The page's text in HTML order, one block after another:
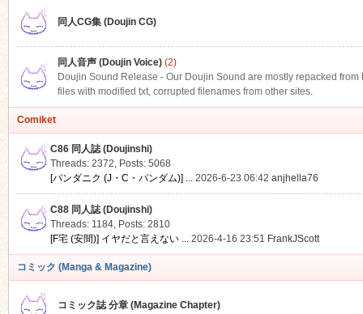
同人CG集 (Doujin CG)
同人音声 (Doujin Voice)(2)
Doujin Sound Release - Our Doujin Sound are mostly repacked
files with modified txt, corrupted filenames from other sites.
Comiket
C86 同人誌 (Doujinshi)
Threads: 2372, Posts: 5068
[パンダニク (J・C・パンダム)] ... 2026-6-23 06:42 anjhella76
C88 同人誌 (Doujinshi)
Threads: 1184, Posts: 2810
[F宅 (安間)] イヤだと言えない ... 2026-4-16 23:51 FrankJScott
コミック (Manga & Magazine)
コミック誌 分章 (Magazine Chapter)